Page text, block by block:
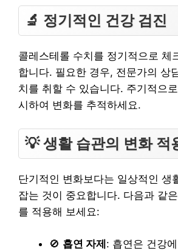
🔬 정기적인 건강 검진
콜레스테롤 수치를 정기적으로 체
합니다. 필요한 경우, 전문가의 상
치를 취할 수 있습니다. 주기적으
시하여 변화를 추적하세요.
💡 생활 습관의 변화 적
단기적인 변화보다는 일상적인 생
잡는 것이 중요합니다. 다음과 같
를 적용해 보세요:
🚫 흡연 자제: 흡연은 건강